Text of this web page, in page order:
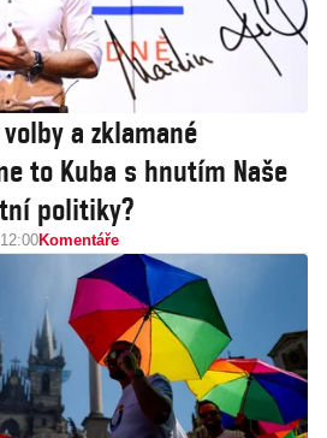
a zklamané
to Kuba s hnutím Naše
politiky?
12:00Komentáře